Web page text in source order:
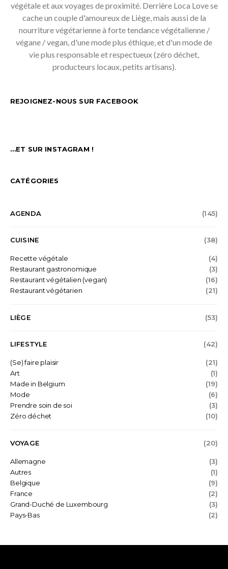
végétale et aux voyages de proximité. Derrière Loca Love se
cache un couple d'amoureux de Liège, mais aussi de la
nourriture végétarienne à forte tendance végétalienne /
végane / vegan, d'une mode plus éthique, et d'un mode de
vie plus responsable et respectueux (zéro déchet,
producteurs locaux, petits artisans).
REJOIGNEZ-NOUS SUR FACEBOOK
…ET SUR INSTAGRAM !
CATÉGORIES
AGENDA (145)
CUISINE (38)
Recette végétale
(4)
Restaurant gastronomique
(3)
Restaurant végétalien (vegan)
(16)
Restaurant végétarien
(21)
LIÈGE (53)
LIFESTYLE (42)
(Se) faire plaisir
(21)
Art
(1)
Made in Belgium
(19)
Mode
(6)
Prendre soin de soi
(3)
Zéro déchet
(10)
VOYAGE (20)
Allemagne
(3)
Autres
(1)
Belgique
(9)
France
(2)
Grand-Duché de Luxembourg
(3)
Pays-Bas
(2)